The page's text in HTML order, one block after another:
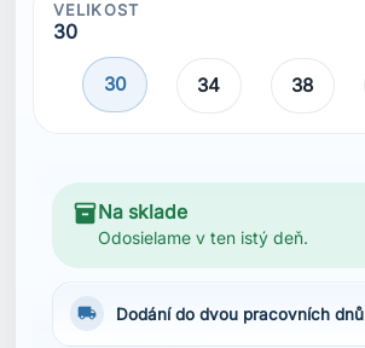
VELIKOST
30
30 34 38
inventory_2Na sklade
Odosielame v ten istý deň.
local_shipping Dodání do dvou pracovních dnů